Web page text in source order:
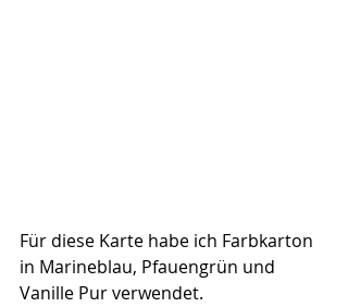
Für diese Karte habe ich Farbkarton
in Marineblau, Pfauengrün und
Vanille Pur verwendet.